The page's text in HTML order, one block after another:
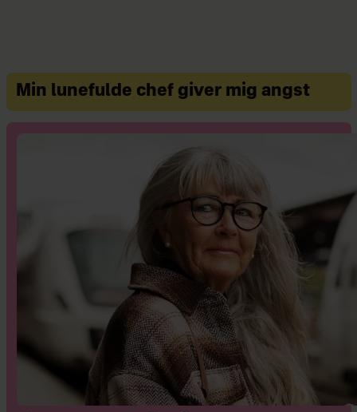
Min lunefulde chef giver mig angst